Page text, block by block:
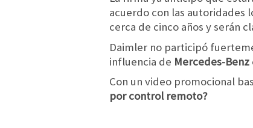
acuerdo con las autoridades
cerca de cinco años y serán
Daimler no participó
influencia de Mercedes-Benz
Con un video promocional
por control remoto?